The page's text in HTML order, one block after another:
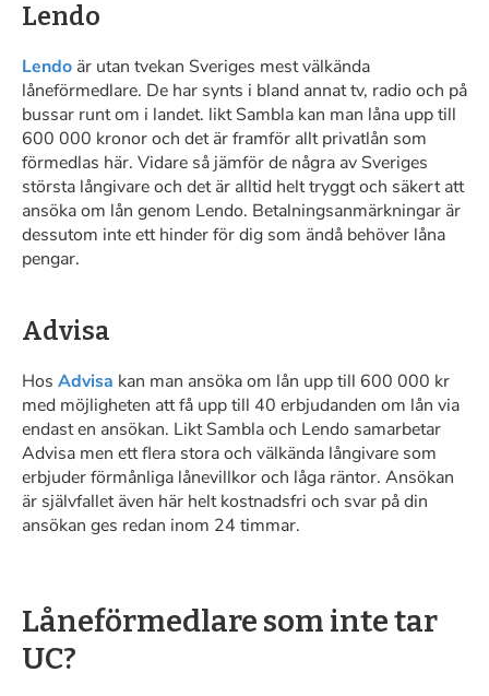
Lendo
Lendo är utan tvekan Sveriges mest välkända
låneförmedlare. De har synts i bland annat tv, radio och på
bussar runt om i landet. likt Sambla kan man låna upp till
600 000 kronor och det är framför allt privatlån som
förmedlas här. Vidare så jämför de några av Sveriges
största långivare och det är alltid helt tryggt och säkert att
ansöka om lån genom Lendo. Betalningsanmärkningar är
dessutom inte ett hinder för dig som ändå behöver låna
pengar.
Advisa
Hos Advisa kan man ansöka om lån upp till 600 000 kr
med möjligheten att få upp till 40 erbjudanden om lån via
endast en ansökan. Likt Sambla och Lendo samarbetar
Advisa men ett flera stora och välkända långivare som
erbjuder förmånliga lånevillkor och låga räntor. Ansökan
är självfallet även här helt kostnadsfri och svar på din
ansökan ges redan inom 24 timmar.
Låneförmedlare som inte tar
UC?